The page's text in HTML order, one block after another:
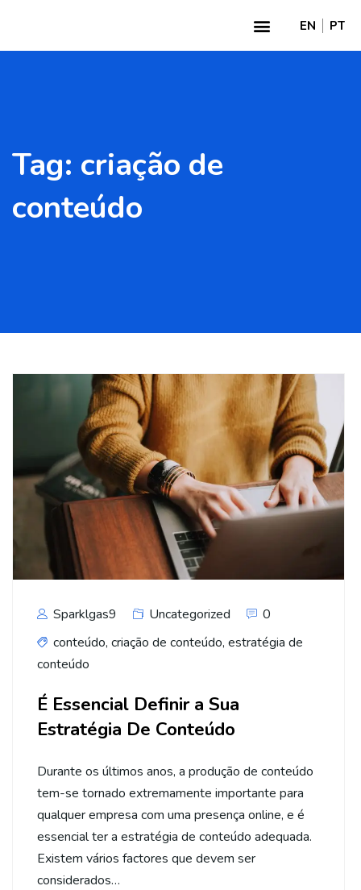
EN PT
Tag: criação de
conteúdo
Sparklgas9 Uncategorized
0
conteúdo, criação de conteúdo, estratégia de
conteúdo
É Essencial Definir a Sua
Estratégia De Conteúdo
Durante os últimos anos, a produção de conteúdo
tem-se tornado extremamente importante para
qualquer empresa com uma presença online, e é
essencial ter a estratégia de conteúdo adequada.
Existem vários factores que devem ser
considerados…